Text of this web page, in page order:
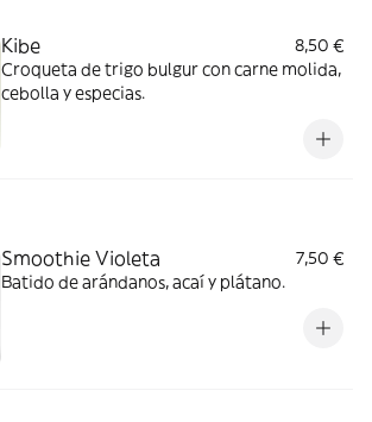
Kibe
8,50 €
Croqueta de trigo bulgur con carne molida,
cebolla y especias.
Smoothie Violeta
7,50 €
Batido de arándanos, acaí y plátano.